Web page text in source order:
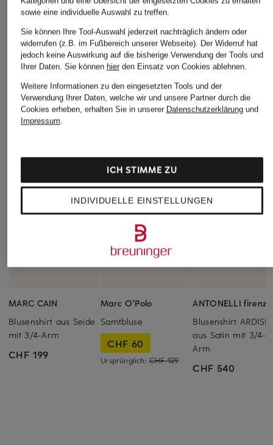
MARC CAIN
Blusenshirt aus Seide
mit 3/4-Arm
CHF 199
Marc O'Polo
Samtbluse
CHF 60
Ursprünglich: CHF 129
ANTONELLI firenze
Blusenshirt ARDISIA
aus Satin mit 3/4-
Arm
CHF 540
sowie eine individuelle Auswahl zu treffen.
Sie können Ihre Tool-Auswahl jederzeit nachträglich ändern oder
widerrufen (z.B. im Fußbereich unserer Webseite). Der Widerruf hat
jedoch keine Auswirkung auf die bisherige Verwendung der Tools und
Ihrer Daten. Sie können hierden Einsatz von Cookies ablehnen.
Weitere Informationen zu den eingesetzten Tools und der
Verwendung Ihrer Daten, welche wir und unsere Partner durch die
Cookies erheben, erhalten Sie in unserer Datenschutzerklärungund
Impressum.
INDIVIDUELLE EINSTELLUNGEN
ICH STIMME ZU